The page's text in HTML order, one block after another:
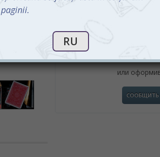
Купить Карты
доставкой по
или
СООБЩИТЬ